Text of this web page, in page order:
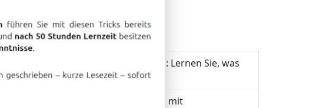
Jordanisch lernen: Lernen Sie, was
Sie in…
Jordanisch lernen mit